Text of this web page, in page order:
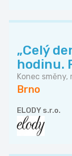
„Celý
hodinu.
Konec směny,
Brno
ELODY s.r.o.